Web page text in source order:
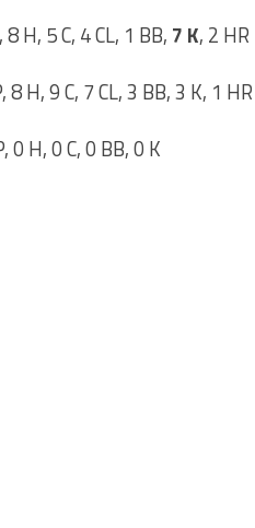
H, 5 C, 4 CL, 1 BB, 7 K, 2 HR
8 H, 9 C, 7 CL, 3 BB, 3 K, 1 HR
0 H, 0 C, 0 BB, 0 K